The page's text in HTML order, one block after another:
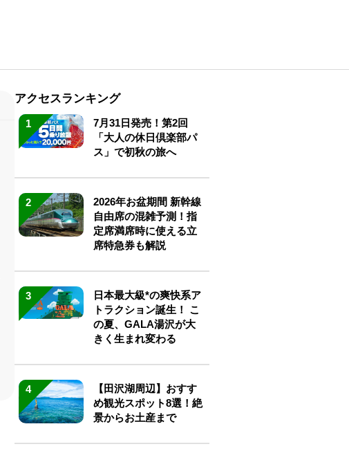
アクセスランキング
1
7月31日発売！第2回
「大人の休日倶楽部パ
ス」で初秋の旅へ
2
2026年お盆期間 新幹線
自由席の混雑予測！指
定席満席時に使える立
席特急券も解説
3
日本最大級*の爽快系ア
トラクション誕生！ こ
の夏、GALA湯沢が大
きく生まれ変わる
4
【田沢湖周辺】おすす
め観光スポット8選！絶
景からお土産まで